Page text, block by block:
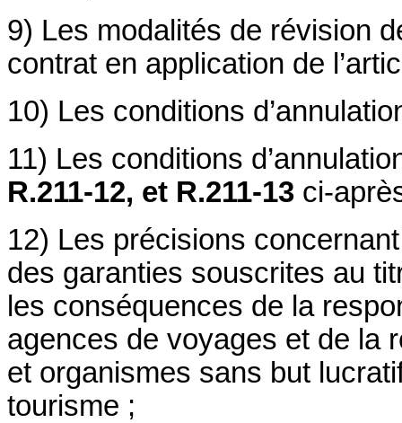
9) Les modalités de révision
contrat en application de
10) Les conditions
11) Les conditions
R.211-12, et R.211-13 ci-
12) Les précisions
des garanties souscrites au
les conséquences de la
agences de voyages et de la
et organismes sans but
tourisme ;